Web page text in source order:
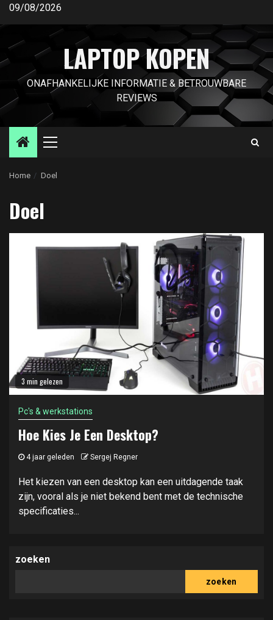
Ga
inhoud
09/08/2026
LAPTOP KOPEN
ONAFHANKELIJKE INFORMATIE & BETROUWBARE
REVIEWS
Primair
Home Doel
Doel
3 min gelezen
Pc's & werkstations
Hoe Kies Je Een Desktop?
4 jaar geleden Sergej Regner
Het kiezen van een desktop kan een uitdagende taak
zijn, vooral als je niet bekend bent met de technische
specificaties...
zoeken
zoeken